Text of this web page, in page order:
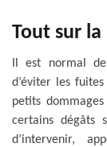
Tout sur
Il est normal
d’éviter les
petits
certains dégâts
d’intervenir,